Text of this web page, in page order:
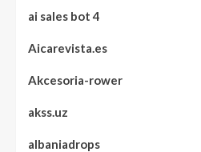
ai sales bot 4
Aicarevista.es
Akcesoria-rower
akss.uz
albaniadrops